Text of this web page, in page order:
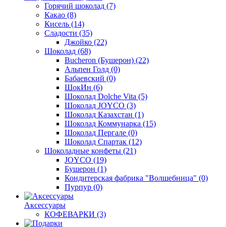
Горячий шоколад (7)
Какао (8)
Кисель (14)
Сладости (35)
Джойко (22)
Шоколад (68)
Bucheron (Бушерон) (22)
Альпен Голд (0)
Бабаевский (0)
ШокИн (6)
Шоколад Dolche Vita (5)
Шоколад JOYCO (3)
Шоколад Казахстан (1)
Шоколад Коммунарка (15)
Шоколад Пергале (0)
Шоколад Спартак (12)
Шоколадные конфеты (21)
JOYCO (19)
Бушерон (1)
Кондитерская фабрика "Волшебница" (0)
Пурпур (0)
Аксессуары
КОФЕВАРКИ (3)